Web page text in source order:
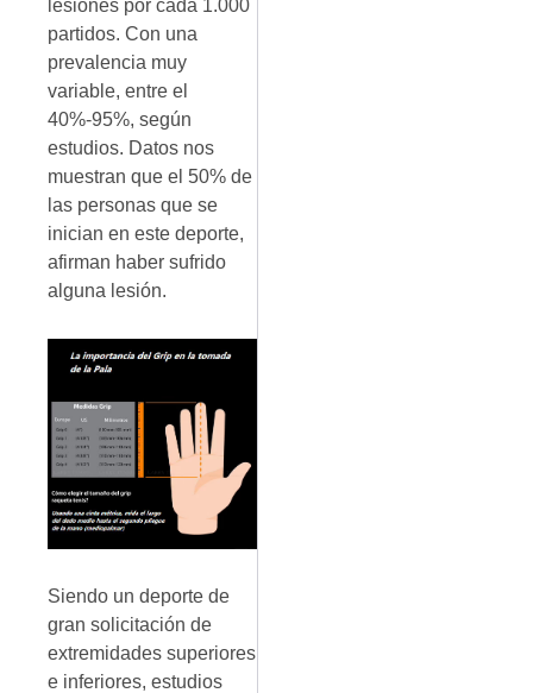
lesiones por cada 1.000
partidos. Con una
prevalencia muy
variable, entre el
40%-95%, según
estudios. Datos nos
muestran que el 50% de
las personas que se
inician en este deporte,
afirman haber sufrido
alguna lesión.
Siendo un deporte de
gran solicitación de
extremidades superiores
e inferiores, estudios